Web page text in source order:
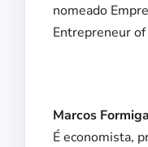
nomeado
Entrepreneur of
Marcos Formiga
É economista,